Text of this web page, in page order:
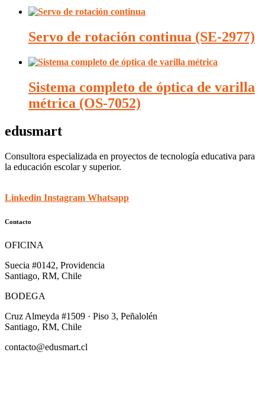
Servo de rotación continua (SE-2977)
Sistema completo de óptica de varilla
métrica (OS-7052)
edusmart
Consultora especializada en proyectos de tecnología educativa para
la educación escolar y superior.
Linkedin Instagram Whatsapp
Contacto
OFICINA
Suecia #0142, Providencia
Santiago, RM, Chile
BODEGA
Cruz Almeyda #1509 · Piso 3, Peñalolén
Santiago, RM, Chile
contacto@edusmart.cl